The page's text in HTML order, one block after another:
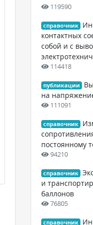
119590
справочник
контактных
собой и с
114418
публикации
на
111091
справочник
постоянному
94210
справочник
и
баллонов
76805
справочник